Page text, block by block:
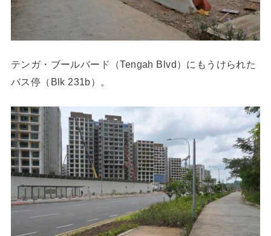
テンガ・ブールバード（Tengah Blvd）にもうけられた
バス停（Blk 231b）。